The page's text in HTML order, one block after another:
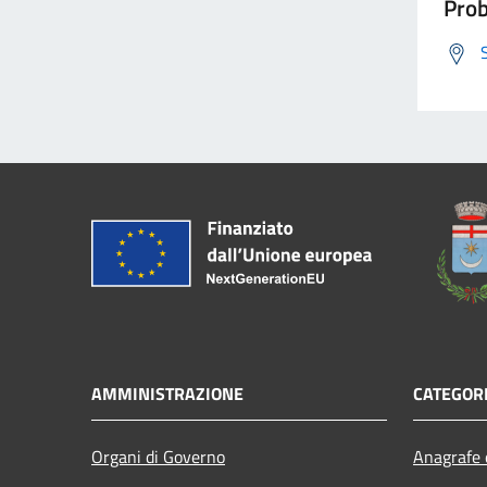
AMMINISTRAZIONE
Organi di Governo